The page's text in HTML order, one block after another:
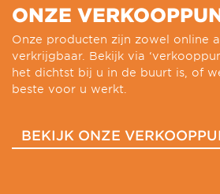
ONZE
Onze producten zijn zowel online
verkrijgbaar. Bekijk via
het dichtst bij u in de buurt is, of
beste voor u werkt.
BEKIJK ONZE